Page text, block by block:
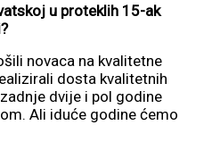
u proteklih 15-ak
novaca na kvalitetne
dosta kvalitetnih
dvije i pol godine
Ali iduće godine ćemo